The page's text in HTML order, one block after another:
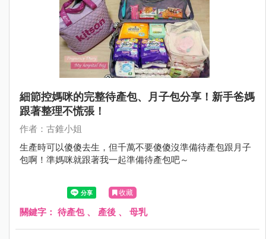
細節控媽咪的完整待產包、月子包分享！新手爸媽
跟著整理不慌張！
作者：古錐小姐
生產時可以傻傻去生，但千萬不要傻傻沒準備待產包跟月子
包啊！準媽咪就跟著我一起準備待產包吧～
收藏
關鍵字： 待產包、 產後 、 母乳